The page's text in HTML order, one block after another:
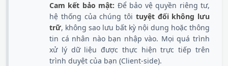
Cam kết bảo mật: Để bảo vệ quyền riêng tư,
hệ thống của chúng tôi tuyệt đối không lưu
trữ, không sao lưu bất kỳ nội dung hoặc thông
tin cá nhân nào bạn nhập vào. Mọi quá trình
xử lý dữ liệu được thực hiện trực tiếp trên
trình duyệt của bạn (Client-side).